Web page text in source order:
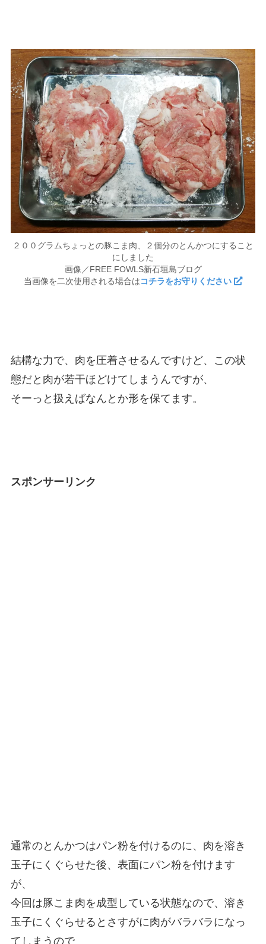
２００グラムちょっとの豚こま肉、２個分のとんかつにすること
にしました
画像／FREE FOWLS新石垣島ブログ
当画像を二次使用される場合はコチラをお守りください
結構な力で、肉を圧着させるんですけど、この状
態だと肉が若干ほどけてしまうんですが、
そーっと扱えばなんとか形を保てます。
スポンサーリンク
通常のとんかつはパン粉を付けるのに、肉を溶き
玉子にくぐらせた後、表面にパン粉を付けます
が、
今回は豚こま肉を成型している状態なので、溶き
玉子にくぐらせるとさすがに肉がバラバラになっ
てしまうので